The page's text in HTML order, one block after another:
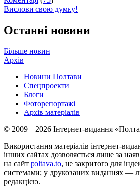
Вислови свою думку!
Останні новини
Більше новин
Архів
Новини Полтави
Спецпроекти
Блоги
Фоторепортажі
Архів матеріалів
© 2009 – 2026 Інтернет-видання
Використання матеріалів інтернет-
інших сайтах дозволяється лише за
на сайт poltava.to, не закритого для
системами; у друкованих виданнях —
редакцією.